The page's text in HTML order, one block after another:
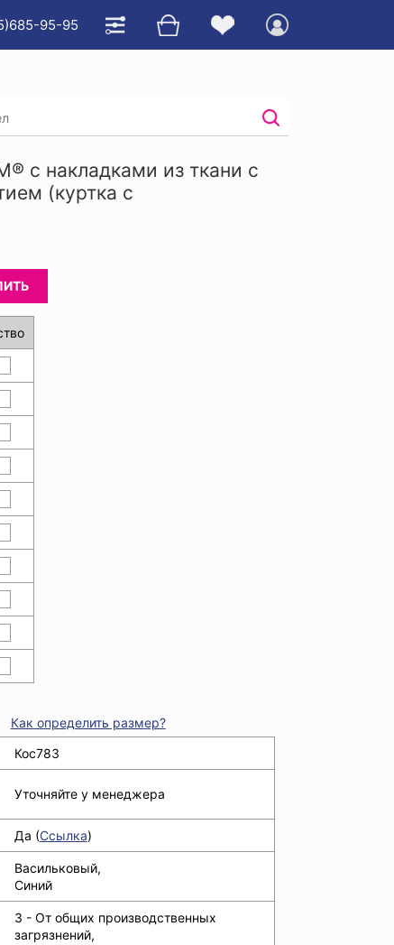
95-95
(куртка с полукомбинезоном)
с накладками из ткани с
(куртка с
Как определить размер?
Кос783
Уточняйте у менеджера
Да (Ссылка)
Васильковый,
Синий
З - От общих производственных
загрязнений,